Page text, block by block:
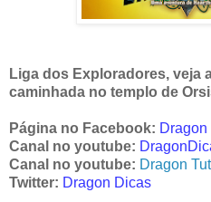
Liga dos Exploradores, veja
caminhada no templo de
Página no Facebook:
Canal no youtube:
Canal no youtube: Dragon
Twitter: Dragon Dicas